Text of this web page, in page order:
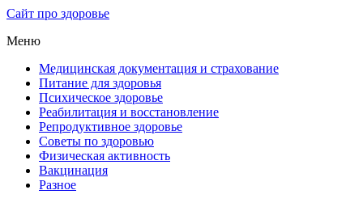
Сайт про здоровье
Меню
Медицинская документация и страхование
Питание для здоровья
Психическое здоровье
Реабилитация и восстановление
Репродуктивное здоровье
Советы по здоровью
Физическая активность
Вакцинация
Разное